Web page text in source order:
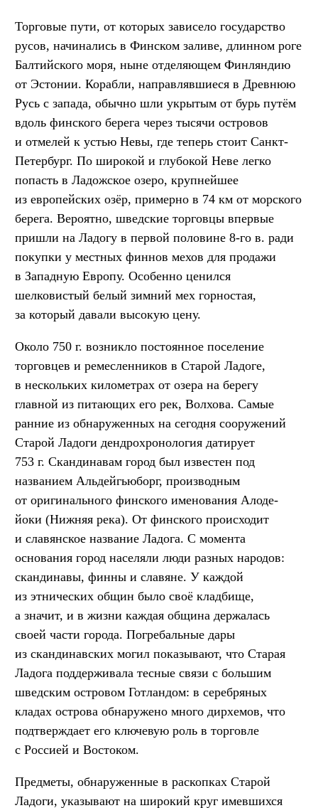
Торговые пути, от которых зависело государство
русов, начинались в Финском заливе, длинном роге
Балтийского моря, ныне отделяющем Финляндию
от Эстонии. Корабли, направлявшиеся в Древнюю
Русь с запада, обычно шли укрытым от бурь путём
вдоль финского берега через тысячи островов
и отмелей к устью Невы, где теперь стоит Санкт-
Петербург. По широкой и глубокой Неве легко
попасть в Ладожское озеро, крупнейшее
из европейских озёр, примерно в 74 км от морского
берега. Вероятно, шведские торговцы впервые
пришли на Ладогу в первой половине 8-го в. ради
покупки у местных финнов мехов для продажи
в Западную Европу. Особенно ценился
шелковистый белый зимний мех горностая,
за который давали высокую цену.
Около 750 г. возникло постоянное поселение
торговцев и ремесленников в Старой Ладоге,
в нескольких километрах от озера на берегу
главной из питающих его рек, Волхова. Самые
ранние из обнаруженных на сегодня сооружений
Старой Ладоги дендрохронология датирует
753 г. Скандинавам город был известен под
названием Альдейгьюборг, производным
от оригинального финского именования Алоде-
йоки (Нижняя река). От финского происходит
и славянское название Ладога. С момента
основания город населяли люди разных народов:
скандинавы, финны и славяне. У каждой
из этнических общин было своё кладбище,
а значит, и в жизни каждая община держалась
своей части города. Погребальные дары
из скандинавских могил показывают, что Старая
Ладога поддерживала тесные связи с большим
шведским островом Готландом: в серебряных
кладах острова обнаружено много дирхемов, что
подтверждает его ключевую роль в торговле
с Россией и Востоком.
Предметы, обнаруженные в раскопках Старой
Ладоги, указывают на широкий круг имевшихся